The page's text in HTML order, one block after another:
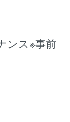
ンス※事前